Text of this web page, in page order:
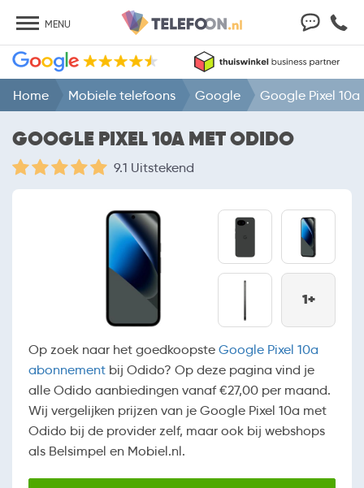
MENU
Home Mobiele telefoons Google Google Pixel 10a
GOOGLE PIXEL 10A MET ODIDO
9.1 Uitstekend
1+
Op zoek naar het goedkoopste Google Pixel 10a
abonnement bij Odido? Op deze pagina vind je
alle Odido aanbiedingen vanaf €27,00 per maand.
Wij vergelijken prijzen van je Google Pixel 10a met
Odido bij de provider zelf, maar ook bij webshops
als Belsimpel en Mobiel.nl.